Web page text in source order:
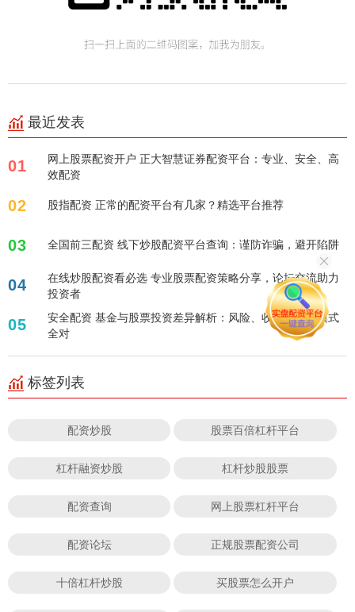
最近发表
01
网上股票配资开户 正大智慧证券配资平台：专业、安全、高
效配资
02 股指配资 正常的配资平台有几家？精选平台推荐
03 全国前三配资 线下炒股配资平台查询：谨防诈骗，避开陷阱
04
在线炒股配资看必选 专业股票配资策略分享，论坛交流助力
投资者
05
安全配资 基金与股票投资差异解析：风险、收益与管理模式
全对
标签列表
配资炒股 股票百倍杠杆平台
杠杆融资炒股 杠杆炒股股票
配资查询 网上股票杠杆平台
配资论坛 正规股票配资公司
十倍杠杆炒股 买股票怎么开户